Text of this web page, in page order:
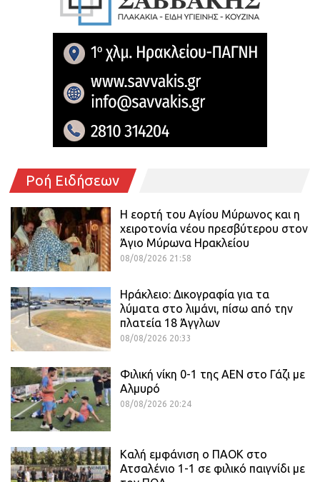
Ροή Ειδήσεων
Η εορτή του Αγίου Μύρωνος και η
χειροτονία νέου πρεσβύτερου στον
Άγιο Μύρωνα Ηρακλείου
08/08/2026 21:58
Ηράκλειο: Δικογραφία για τα
λύματα στο λιμάνι, πίσω από την
πλατεία 18 Άγγλων
08/08/2026 20:33
Φιλική νίκη 0-1 της ΑΕΝ στο Γάζι με
Αλμυρό
08/08/2026 20:24
Καλή εμφάνιση ο ΠΑΟΚ στο
Ατσαλένιο 1-1 σε φιλικό παιγνίδι με